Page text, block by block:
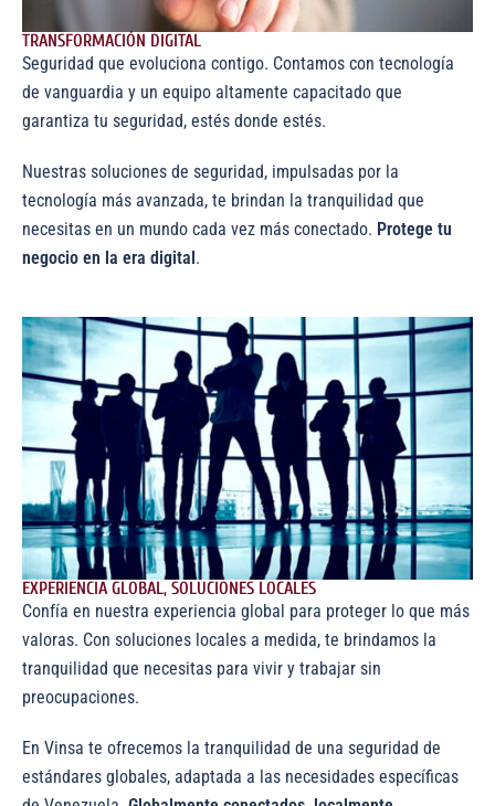
TRANSFORMACIÓN DIGITAL
Seguridad que evoluciona contigo. Contamos con tecnología
de vanguardia y un equipo altamente capacitado que
garantiza tu seguridad, estés donde estés.
Nuestras soluciones de seguridad, impulsadas por la
tecnología más avanzada, te brindan la tranquilidad que
necesitas en un mundo cada vez más conectado. Protege tu
negocio en la era digital .
EXPERIENCIA GLOBAL, SOLUCIONES LOCALES
Confía en nuestra experiencia global para proteger lo que más
valoras. Con soluciones locales a medida, te brindamos la
tranquilidad que necesitas para vivir y trabajar sin
preocupaciones.
En Vinsa te ofrecemos la tranquilidad de una seguridad de
estándares globales, adaptada a las necesidades específicas